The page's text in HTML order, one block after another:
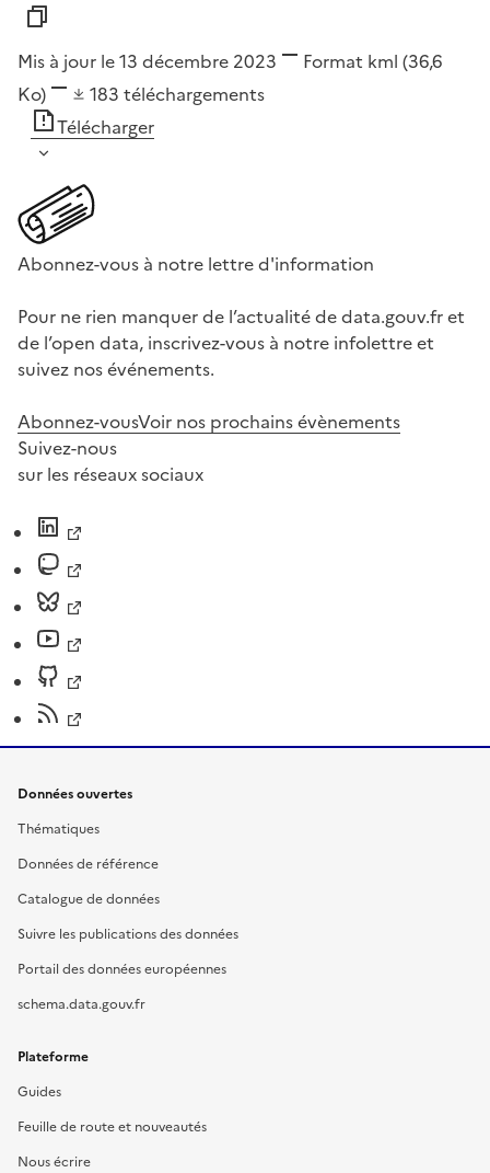
Mis à jour le 13 décembre 2023 Format kml (36,6
Ko)
183 téléchargements
Télécharger
Abonnez-vous à notre lettre d'information
Pour ne rien manquer de l’actualité de data.gouv.fr et
de l’open data, inscrivez-vous à notre infolettre et
suivez nos événements.
Abonnez-vousVoir nos prochains évènements
Suivez-nous
sur les réseaux sociaux
Données ouvertes
Thématiques
Données de référence
Catalogue de données
Suivre les publications des données
Portail des données européennes
schema.data.gouv.fr
Plateforme
Guides
Feuille de route et nouveautés
Nous écrire